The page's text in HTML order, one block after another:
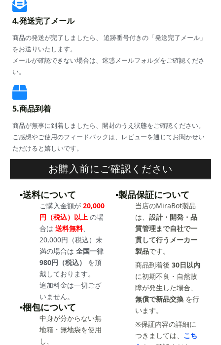
4.発送完了メール
商品の発送が完了しましたら、 追跡番号付きの「発送完了メール」
をお送りいたします。
メールが確認できない場合は、迷惑メールフォルダをご確認くださ
い。
5.商品到着
商品が無事に到着しましたら、開封のうえ状態をご確認ください。
ご感想やご使用のフィードバックは、レビューを通じてお聞かせい
ただけると嬉しいです。
お購入前にご確認ください
▪️送料について
ご購入金額が 20,000
円（税込）以上 の場
合は 送料無料、
20,000円（税込）未
満の場合は 全国一律
980円（税込）
を頂
戴しております。
追加料金は一切ござ
いません。
▪️梱包について
中身が分からない無
地箱・無地袋を使用
し、
▪️製品保証について
当店のMiraBot製品
は、 設計・開発・品
質管理まで自社で一
貫して行うメーカー
製品です。
商品到着後 30日以内
に初期不良・自然故
障が発生した場合、
無償で新品交換 を行
います。
※保証内容の詳細に
つきましては、 こち